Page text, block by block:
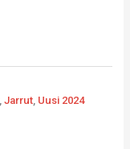
,Jarrut Uusi 2024